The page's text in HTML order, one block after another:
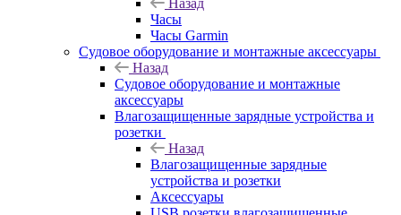
Назад
Часы
Часы Garmin
Судовое оборудование и монтажные аксессуары
Назад
Судовое оборудование и монтажные
аксессуары
Влагозащищенные зарядные устройства и
розетки
Назад
Влагозащищенные зарядные
устройства и розетки
Аксессуары